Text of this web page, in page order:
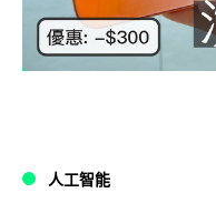
人工智能